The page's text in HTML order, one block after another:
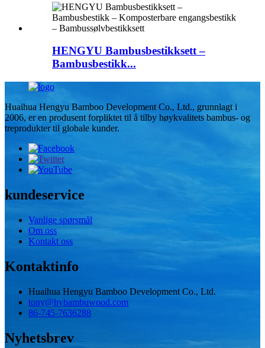
HENGYU Bambusbestikksett –
Bambusbestikk...
Huaihua Hengyu Bamboo Development Co., Ltd., grunnlagt i
2006, er en produsent forpliktet til å tilby høykvalitets bambus- og
treprodukter til globale kunder.
kundeservice
Vanlige spørsmål
Om oss
Kontakt oss
Kontaktinfo
Huaihua Hengyu Bamboo Development Co., Ltd.
tony@hybambuwood.com
86-745-7636288
Nyhetsbrev